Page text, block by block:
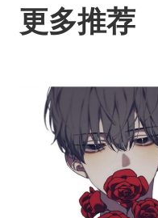
更多推荐